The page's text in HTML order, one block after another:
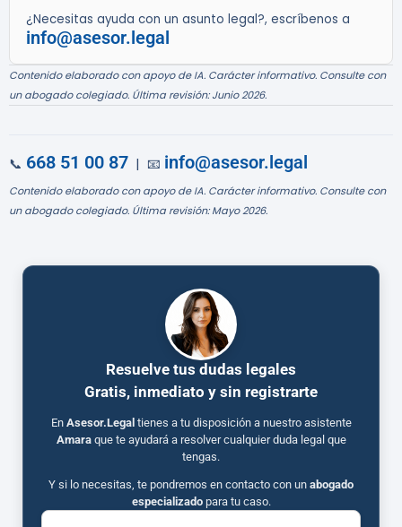
¿Necesitas ayuda con un asunto legal?, escríbenos a
info@asesor.legal
Contenido elaborado con apoyo de IA. Carácter informativo. Consulte con
un abogado colegiado. Última revisión: Junio 2026.
📞 668 51 00 87 | 📧 info@asesor.legal
Contenido elaborado con apoyo de IA. Carácter informativo. Consulte con
un abogado colegiado. Última revisión: Mayo 2026.
Resuelve tus dudas legales
Gratis, inmediato y sin registrarte
En Asesor.Legal tienes a tu disposición a nuestro asistente
Amaraque te ayudará a resolver cualquier duda legal que
tengas.
Y si lo necesitas, te pondremos en contacto con un abogado
especializadopara tu caso.